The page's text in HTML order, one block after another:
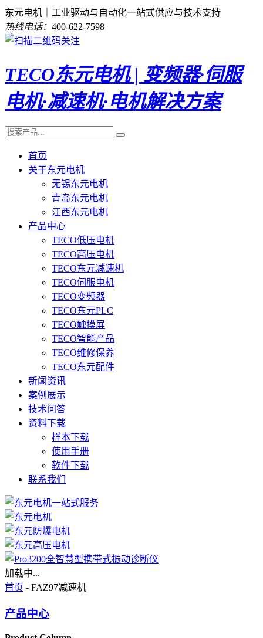
东元电机｜工业驱动与自动化一站式供应与技术支持
热线电话： 400-622-7598
TECO东元电机 | 变频器·伺服
电机·减速机·电机解决方案
首页
关于东元电机
无锡东元电机
青岛东元电机
江西东元电机
产品中心
TECO低压电机
TECO高压电机
TECO东元减速机
TECO伺服电机
TECO变频器
TECO东元PLC
TECO触摸屏
TECO智能产品
TECO维修保养
TECO东元配件
新闻资讯
案例展示
技术问答
资料下载
样本下载
使用手册
软件下载
联系我们
加载中...
首页 - FAZ97减速机
产品中心